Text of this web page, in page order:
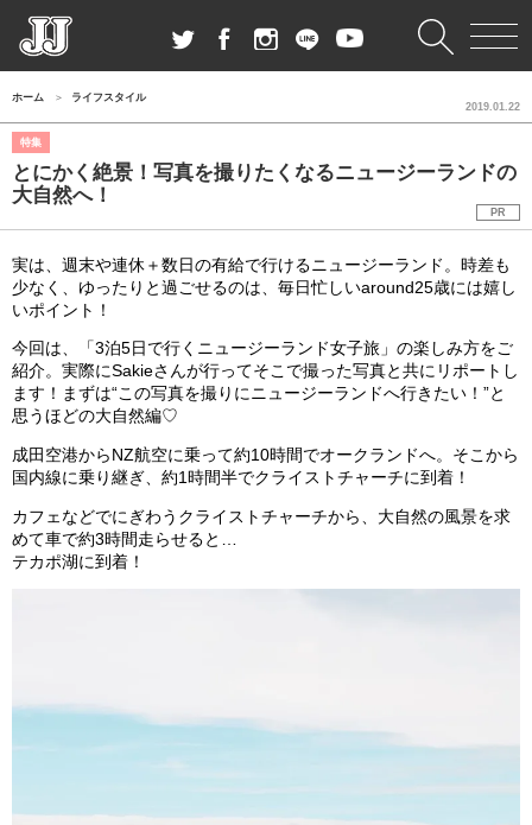
ホーム ライフスタイル
特集
とにかく絶景！写真を撮りたくなるニュージーランドの
大自然へ！
PR
2019.01.22
実は、週末や連休＋数日の有給で行けるニュージーランド。時差も
少なく、ゆったりと過ごせるのは、毎日忙しいaround25歳には嬉し
いポイント！
今回は、「3泊5日で行くニュージーランド女子旅」の楽しみ方をご
紹介。実際にSakieさんが行ってそこで撮った写真と共にリポートし
ます！まずは“この写真を撮りにニュージーランドへ行きたい！”と
思うほどの大自然編♡
成田空港からNZ航空に乗って約10時間でオークランドへ。そこから
国内線に乗り継ぎ、約1時間半でクライストチャーチに到着！
カフェなどでにぎわうクライストチャーチから、大自然の風景を求
めて車で約3時間走らせると…
テカポ湖に到着！